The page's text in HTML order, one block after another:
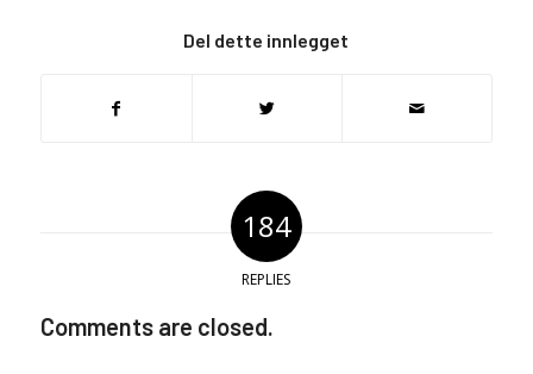
Del dette innlegget
184
REPLIES
Comments are closed.